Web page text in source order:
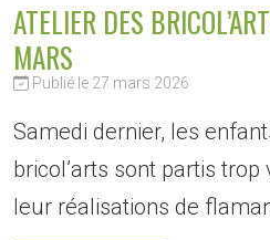
ATELIER DES
MARS
Publié le 27 mars 2026
Samedi dernier, les
bricol’arts sont partis
leur réalisations de